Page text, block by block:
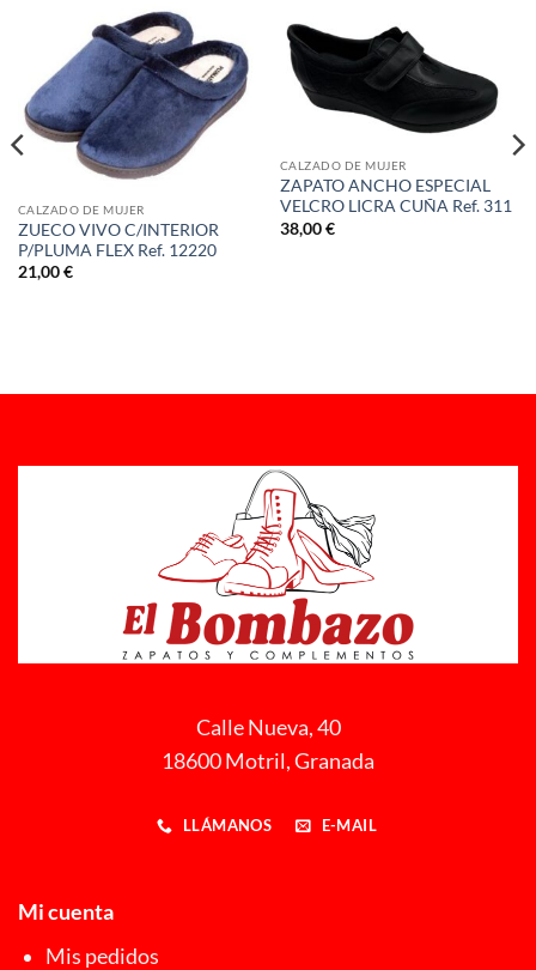
CALZADO DE MUJER
ZUECO VIVO C/INTERIOR
P/PLUMA FLEX Ref. 12220
21,00€
CALZADO DE MUJER
ZAPATO ANCHO ESPECIAL
VELCRO LICRA CUÑA Ref. 311
38,00€
Calle Nueva, 40
18600 Motril, Granada
LLÁMANOS E-MAIL
Mi cuenta
Mis pedidos